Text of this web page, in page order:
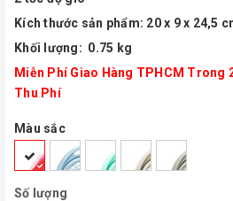
Kích thước sản phẩm: 20 x 9 x 24,5
Khối lượng: 0.75 kg
Miễn Phí Giao Hàng TPHCM Trong
Thu Phí
Màu sắc
Số lượng